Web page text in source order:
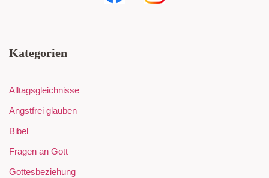
Kategorien
Alltagsgleichnisse
Angstfrei glauben
Bibel
Fragen an Gott
Gottesbeziehung